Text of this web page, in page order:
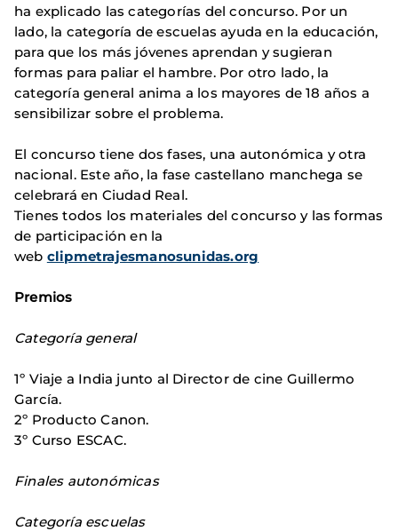
ha explicado las categorías del concurso. Por un
lado, la categoría de escuelas ayuda en la educación,
para que los más jóvenes aprendan y sugieran
formas para paliar el hambre. Por otro lado, la
categoría general anima a los mayores de 18 años a
sensibilizar sobre el problema.
El concurso tiene dos fases, una autonómica y otra
nacional. Este año, la fase castellano manchega se
celebrará en Ciudad Real.
Tienes todos los materiales del concurso y las formas
de participación en la
web clipmetrajesmanosunidas.org
Premios
Categoría general
1º Viaje a India junto al Director de cine Guillermo
García.
2º Producto Canon.
3º Curso ESCAC.
Finales autonómicas
Categoría escuelas